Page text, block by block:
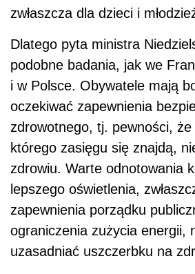
zwłaszcza dla dzieci i
Dlatego pyta ministra
podobne badania, jak we
i w Polsce. Obywatele mają
oczekiwać zapewnienia
zdrowotnego, tj. pewności,
którego zasięgu się znajdą,
zdrowiu. Warte odnotowania
lepszego oświetlenia,
zapewnienia porządku
ograniczenia zużycia energii,
uzasadniać uszczerbku na